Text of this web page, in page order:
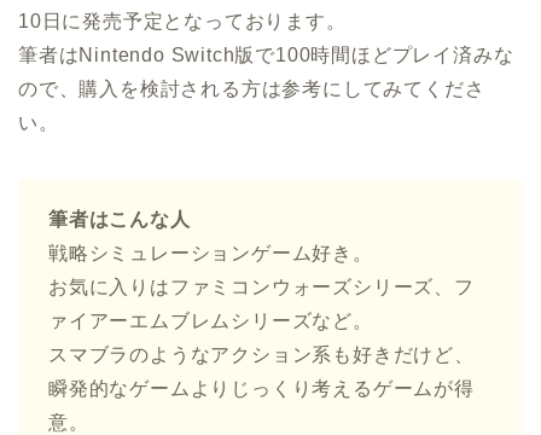
10日に発売予定となっております。
筆者はNintendo Switch版で100時間ほどプレイ済みな
ので、購入を検討される方は参考にしてみてくださ
い。
筆者はこんな人
戦略シミュレーションゲーム好き。
お気に入りはファミコンウォーズシリーズ、フ
ァイアーエムブレムシリーズなど。
スマブラのようなアクション系も好きだけど、
瞬発的なゲームよりじっくり考えるゲームが得
意。